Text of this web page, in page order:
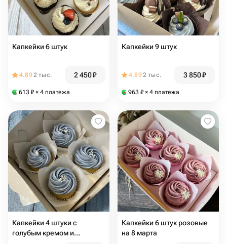
Капкейки 6 штук
4.892 тыс. 2 450₽
613 ₽ × 4 платежа
Капкейки 9 штук
4.892 тыс. 3 850₽
963 ₽ × 4 платежа
Капкейки 4 штуки с
голубым кремом и
Капкейки 6 штук розовые
на 8 марта